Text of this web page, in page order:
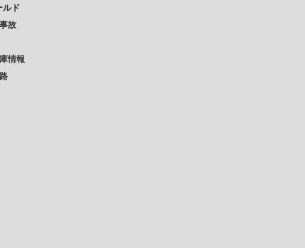
ルド
故
情報